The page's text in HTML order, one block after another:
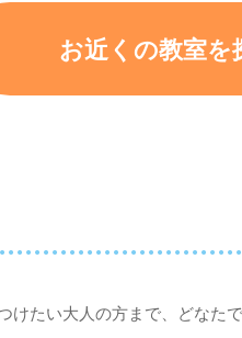
お近くの教室を
けたい大人の方まで、どなた